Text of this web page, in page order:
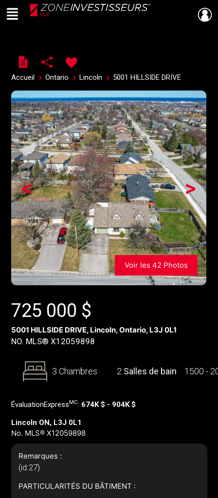
Live
En Direct
Menu
Accueil Ontario Lincoln 5001 HILLSIDE DRIVE
>
<
Voir les 42 Photos
725 000 $
5001 HILLSIDE DRIVE, Lincoln, Ontario, L3J 0L1
NO. MLS® X12059898
3 Chambres 2 Salles de bain 1500 -
ÉvaluationExpress MC: 674K $ - 904K $
Lincoln ON, L3J 0L1
No. MLS® X12059898
Remarques :
(id:27)
PARTICULARITÉS DU BÂTIMENT :